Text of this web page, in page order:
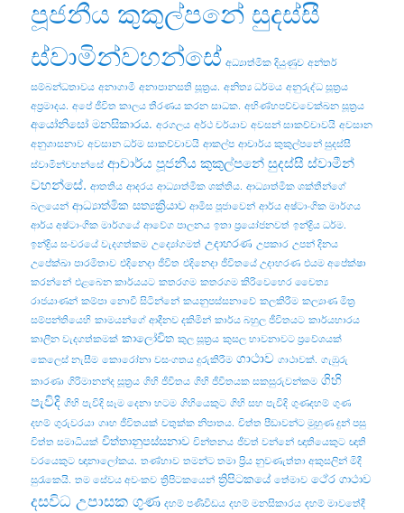
පූජනීය කුකුල්පනේ සුදස්සී
ස්වාමින්වහන්සේ අධ්‍යාත්මික දියුණුව අන්තර්
සම්බන්ධතාවය අනාගාමී අනාපානසති සූත්‍රය. අනිත්‍ය ධර්මය අනුරුද්ධ සූත්‍රය
අප්‍රමාදය. අපේ ජීවිත කාලය තීරණය කරන සාධක. අභිණ්හපච්චවෙක්ඛන සූත්‍රය
අයෝනිසෝ මනසිකාරය. අරගලය අර්ථ චර්යාව අවසන් සාකච්චාවයි අවසාන
අනුශාසනාව අවසාන ධර්ම සාකච්චාවයි ආකල්ප ආචාර්ය කුකුල්පනේ සුදස්සී
ස්වාමින්වහන්සේ ආචාර්ය පූජනීය කුකුල්පනේ සුදස්සී ස්වාමීන්
වහන්සේ. ආතතිය ආදරය ආධ්‍යාත්මික ශක්තිය. ආධ්‍යාත්මික ශක්තීන්ගේ
බලයෙන් ආධ්‍යාත්මික සත්‍යක්‍රියාව ආමිස පූජාවෙන් ආර්ය අෂ්ටාංගික මාර්ගය
ආර්ය අෂ්ටාංගික මාර්ගයේ ආවේග පාලනය ඉතා ප්‍රයෝජනවත් ඉන්ද්‍රිය ධර්ම.
ඉන්ද්‍රිය සංවරයේ වැදගත්කම උද්‍යෝගමත් උදාහරණ උපකාර උපන් දිනය
උපේක්ඛා පාරමිතාව එදිනෙදා ජීවිත එදිනෙදා ජීවිතයේ උදාහරණ එයම අපේක්ෂා
කරන්නේ එළබෙන කාර්යයට කතරගම කතරගම කිරිවෙහෙර චෛත්‍ය
රාජයාණන් කම්පා නොවී සිටින්නේ කයනුපස්සනාවේ කලකිරීම කල්‍යාණ මිත්‍ර
සම්පන්තියෙහි කාමයන්ගේ ආදීනව දකිමින් කාර්ය බහුල ජීවිතයට කාර්යභාරය
කාලීන වැදගත්කමක් කාලෝචිත කුල සූත්‍රය කුසල භාවනාවට ප්‍රවේශයක්
කෙලෙස් නැසීම කොරෝනා වසංගතය දුරුකිරීම ගාථාව ගාථාවක්. ගැඹුරු
කාරණා ගිරිමානන්ද සූත්‍රය ගිහි ජීවිතය ගිහි ජීවිතයක සකසුරුවන්කම ගිහි
පැවිදි ගිහි පැවිදි සෑම දෙනා හටම ගිහියෙකුට ගිහි සහ පැවිදි ගුණදහම් ගුණ
දහම් ගුරුවරයා ගෘහ ජීවිතයක් චතුක්ක නිපාතය. චිත්ත පීඩාවන්ට මුහුණ දුන් පසු
චිත්ත සමාධියක් චිත්තානුපස්සනාව චින්තනය ජීවත් වන්නේ ඥාතියෙකුට ඥාති
වරයෙකුට ඥානාලෝකය. තණ්හාව තමන්ට තමා ප්‍රිය නුවණැත්තා අකුසලින් මිදී
සුරැකෙයි. තම සේවය අවංකව ත්‍රිපිටකයෙන් ත්‍රිපිටකයේ තේමාව ථේර ගාථාව
දසවිධ උපාසක ගුණ දහම් පණිවිඩය දහම් මනසිකාරය දහම් මාවතේදී